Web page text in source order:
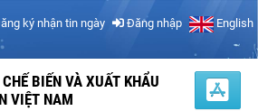
ký nhận tin ngày Đăng nhập English
BIẾN VÀ XUẤT KHẨU
VIỆT NAM